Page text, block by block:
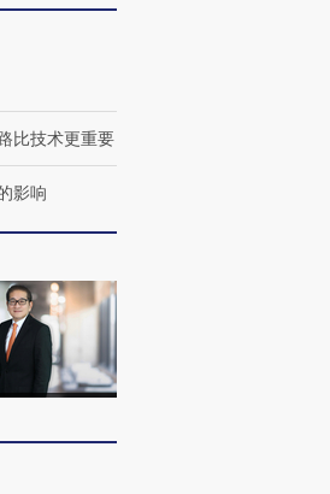
私7万
含3种
视线｜被称为“蟑螂”的印
度Z世代 用街头抗争将教
育部长拱下台
比技术更重要
影响